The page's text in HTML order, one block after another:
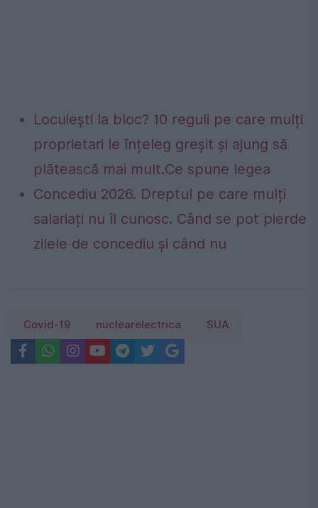
Locuiești la bloc? 10 reguli pe care mulți
proprietari le înțeleg greșit și ajung să
plătească mai mult.Ce spune legea
Concediu 2026. Dreptul pe care mulți
salariați nu îl cunosc. Când se pot pierde
zilele de concediu și când nu
Covid-19 nuclearelectrica SUA